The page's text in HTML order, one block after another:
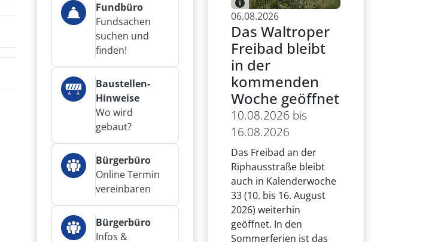
Fundbüro
Fundsachen
suchen und
finden!
Baustellen-
Hinweise
Wo wird
gebaut?
Bürgerbüro
Online Termin
vereinbaren
Bürgerbüro
Infos &
06.08.2026
Das Waltroper
Freibad bleibt
in der
kommenden
Woche geöffnet
10.08.2026 bis
16.08.2026
Das Freibad an der
Riphausstraße bleibt
auch in Kalenderwoche
33 (10. bis 16. August
2026) weiterhin
geöffnet. In den
Sommerferien ist das